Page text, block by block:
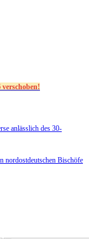
anlässlich des 30-
nordostdeutschen Bischöfe